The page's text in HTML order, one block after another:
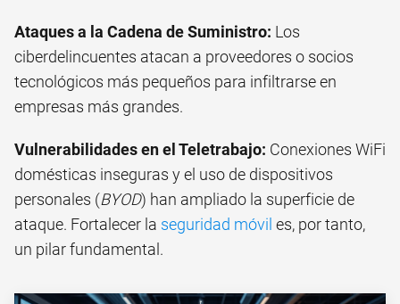
Ataques a la Cadena de Suministro: Los
ciberdelincuentes atacan a proveedores o socios
tecnológicos más pequeños para infiltrarse en
empresas más grandes.
Vulnerabilidades en el Teletrabajo: Conexiones WiFi
domésticas inseguras y el uso de dispositivos
personales (BYOD) han ampliado la superficie de
ataque. Fortalecer la seguridad móvil es, por tanto,
un pilar fundamental.